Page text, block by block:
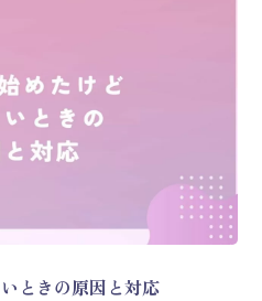
ときの原因と対応